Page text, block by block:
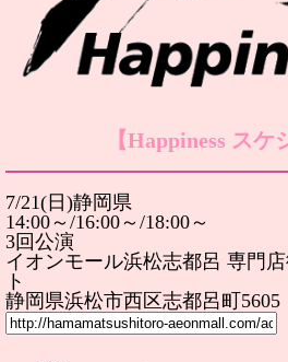
【Happiness スケ
7/21(日)静岡県
14:00～/16:00～/18:00～
3回公演
イオンモール浜松志都呂 専門
ト
静岡県浜松市西区志都呂町5605